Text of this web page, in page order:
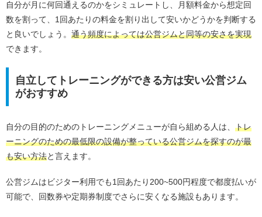
自分が月に何回通えるのかをシミュレートし、月額料金から想定回
数を割って、1回あたりの料金を割り出して安いかどうかを判断する
と良いでしょう。 通う頻度によっては公営ジムと同等の安さを実現
できます。
自立してトレーニングができる方は安い公営ジム
がおすすめ
自分の目的のためのトレーニングメニューが自ら組める人は、 トレ
ーニングのための最低限の設備が整っている公営ジムを探すのが最
も安い方法と言えます。
公営ジムはビジター利用でも1回あたり200~500円程度で都度払いが
可能で、回数券や定期券制度でさらに安くなる施設もあります。